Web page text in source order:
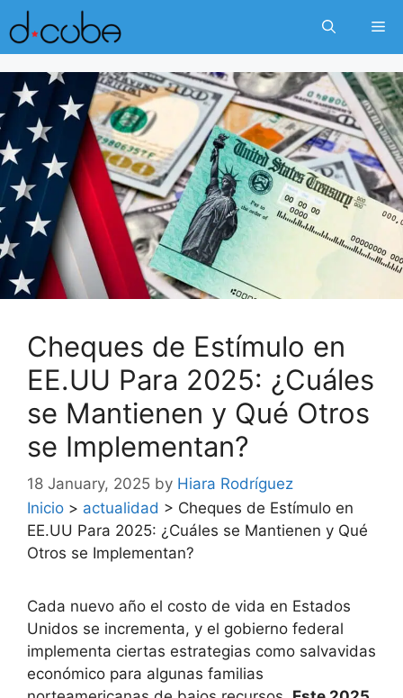
Skip
to
content
Cheques de Estímulo en
EE.UU Para 2025: ¿Cuáles
se Mantienen y Qué Otros
se Implementan?
18 January, 2025 by Hiara Rodríguez
Inicio > actualidad > Cheques de Estímulo en
EE.UU Para 2025: ¿Cuáles se Mantienen y Qué
Otros se Implementan?
Cada nuevo año el costo de vida en Estados
Unidos se incrementa, y el gobierno federal
implementa ciertas estrategias como salvavidas
económico para algunas familias